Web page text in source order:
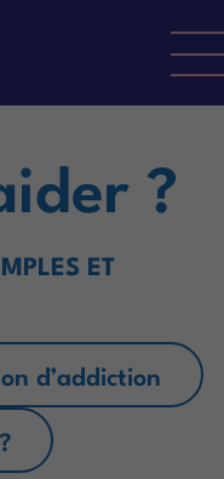
?
ET
d’addiction